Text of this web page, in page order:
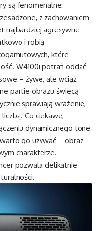
są fenomenalne:
z zachowaniem
najbardziej agresywne
i robią
które
W4100i potrafi oddać
– żywe, ale wciąż
partie obrazu świecą
sprawiają wrażenie,
Co ciekawe,
dynamicznego tone
go używać – obraz
charakterze.
pozwala delikatnie